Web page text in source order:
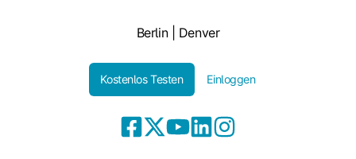
Berlin | Denver
Kostenlos Testen Einloggen